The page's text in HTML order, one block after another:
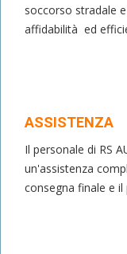
soccorso stradale
affidabilità ed
ASSISTENZA
Il personale di RS
un'assistenza
consegna finale e